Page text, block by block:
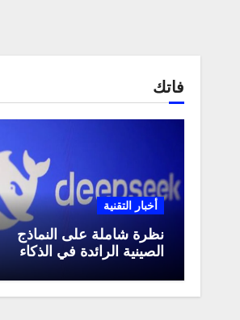
فاتك
أخبار التقنية
نظرة شاملة على النماذج
الصينية الرائدة في الذكاء
وكيف تستفيد منها في عام
2025